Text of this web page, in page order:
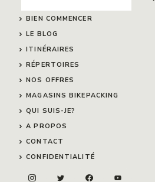
BIEN COMMENCER
LE BLOG
ITINÉRAIRES
RÉPERTOIRES
NOS OFFRES
MAGASINS BIKEPACKING
QUI SUIS-JE?
A PROPOS
CONTACT
CONFIDENTIALITÉ